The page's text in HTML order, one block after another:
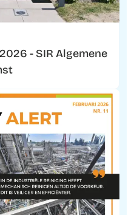
- SIR Algemene